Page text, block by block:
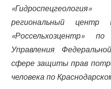
региональный
«Россельхозцентр»
Управления
сфере защиты прав
человека по